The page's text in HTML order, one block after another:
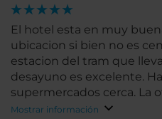
El hotel esta en muy
ubicacion si bien no es
estacion del tram que
desayuno es excelente.
supermercados cerca. La
alrededor no es muy buena
Mostrar información